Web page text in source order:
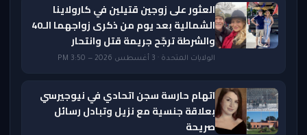
العثور على زوجين قتيلين في كارولاينا
الشمالية بعد يوم من ذكرى زواجهما الـ40
والشرطة ترجّح جريمة قتل وانتحار
الولايات المتحدة · 3 أغسطس 2026 — 3:50 PM
اتهام حارسة سجن اتحادي في نيوجيرسي
بعلاقة جنسية مع نزيل وتبادل رسائل
صريحة